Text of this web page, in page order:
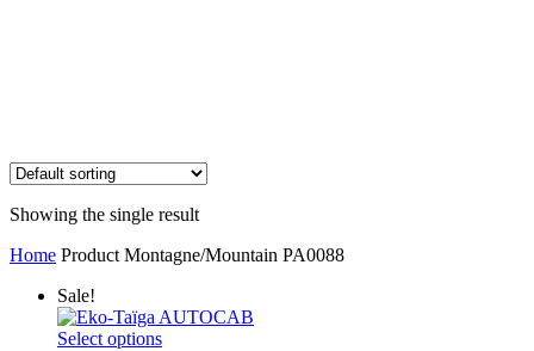
Showing the single result
Home Product Montagne/Mountain PA0088
Sale!
Select options